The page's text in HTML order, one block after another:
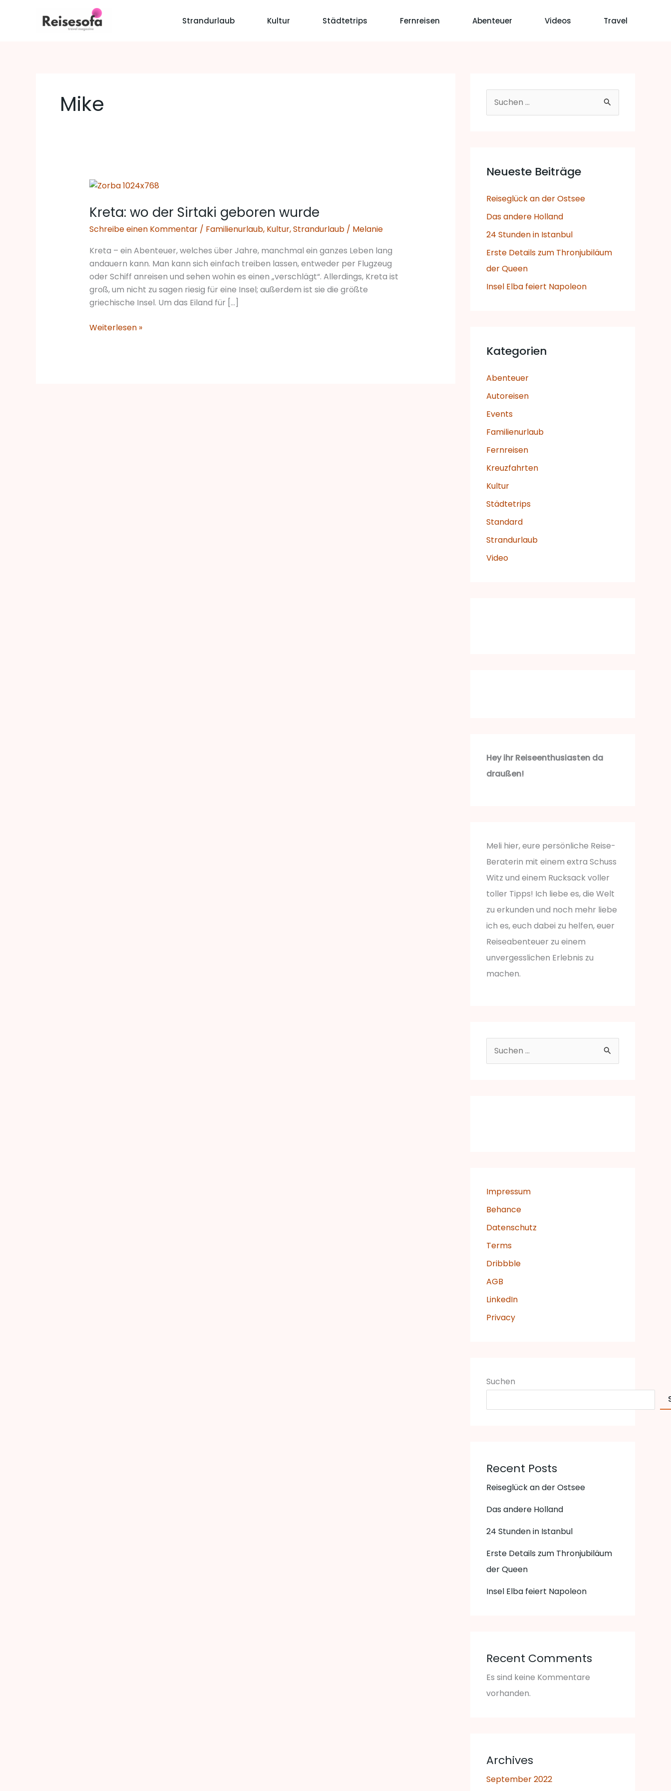
Strandurlaub Kultur Städtetrips Fernreisen Abenteuer Videos Travel
Mike
Kreta: wo der Sirtaki geboren wurde
Schreibe einen Kommentar / Familienurlaub, Kultur,Strandurlaub/ Melanie
Kreta – ein Abenteuer, welches über Jahre, manchmal ein ganzes Leben lang
andauern kann. Man kann sich einfach treiben lassen, entweder per Flugzeug
oder Schiff anreisen und sehen wohin es einen „verschlägt“. Allerdings, Kreta ist
groß, um nicht zu sagen riesig für eine Insel; außerdem ist sie die größte
griechische Insel. Um das Eiland für […]
Kreta:
der
Sirtaki
wurde
Weiterlesen »
e
n
a
c
h
Neueste Beiträge
Reiseglück an der Ostsee
Das andere Holland
24 Stunden in Istanbul
Erste Details zum Thronjubiläum
der Queen
Insel Elba feiert Napoleon
Kategorien
Abenteuer
Autoreisen
Events
Familienurlaub
Fernreisen
Kreuzfahrten
Kultur
Städtetrips
Standard
Strandurlaub
Video
Hey ihr Reiseenthusiasten da
draußen!
Meli hier, eure persönliche Reise-
Beraterin mit einem extra Schuss
Witz und einem Rucksack voller
toller Tipps! Ich liebe es, die Welt
zu erkunden und noch mehr liebe
ich es, euch dabei zu helfen, euer
Reiseabenteuer zu einem
unvergesslichen Erlebnis zu
machen.
h
:
Impressum
Behance
Datenschutz
Terms
Dribbble
AGB
LinkedIn
Privacy
Suchen
Recent Posts
Reiseglück an der Ostsee
Das andere Holland
24 Stunden in Istanbul
Erste Details zum Thronjubiläum
der Queen
Insel Elba feiert Napoleon
Recent Comments
Es sind keine Kommentare
vorhanden.
Archives
September 2022